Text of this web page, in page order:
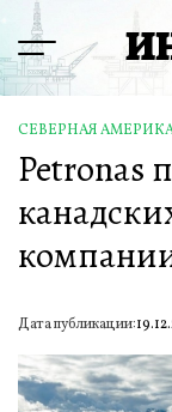
Перейти
содержимому
Menu
ОПУБЛИКОВАНО
В
СЕВЕРНАЯ
Petronas
Дата публикации: